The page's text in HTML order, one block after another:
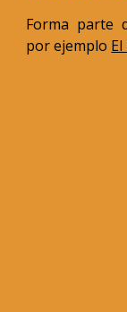
Forma parte
por ejemplo